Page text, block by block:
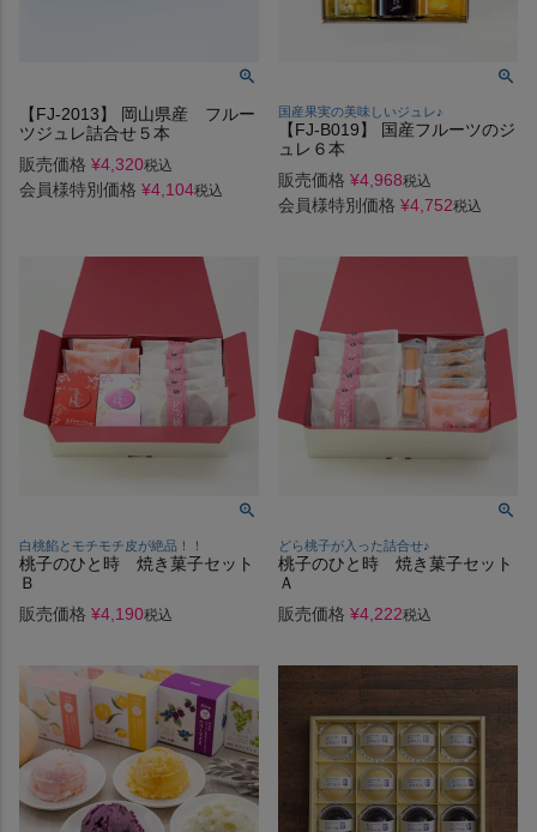
【FJ-2013】 岡山県産 フルー
ツジュレ詰合せ５本
販売価格 ¥4,320税込
会員様特別価格 ¥4,104税込
国産果実の美味しいジュレ♪
【FJ-B019】 国産フルーツのジ
ュレ６本
販売価格 ¥4,968税込
会員様特別価格 ¥4,752税込
白桃餡とモチモチ皮が絶品！！
桃子のひと時 焼き菓子セット
Ｂ
販売価格 ¥4,190税込
どら桃子が入った詰合せ♪
桃子のひと時 焼き菓子セット
Ａ
販売価格 ¥4,222税込